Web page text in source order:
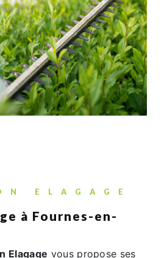
ELAGAGE
à Fournes-en-
Elagage vous propose ses